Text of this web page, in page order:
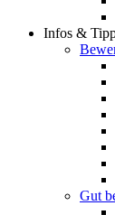
Infos &
Gut